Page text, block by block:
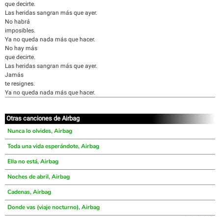
que decirte.
Las heridas sangran más que ayer.
No habrá
imposibles.
Ya no queda nada más que hacer.
No hay más
que decirte.
Las heridas sangran más que ayer.
Jamás
te resignes.
Ya no queda nada más que hacer.
Otras canciones de Airbag
Nunca lo olvides, Airbag
Toda una vida esperándote, Airbag
Ella no está, Airbag
Noches de abril, Airbag
Cadenas, Airbag
Donde vas (viaje nocturno), Airbag